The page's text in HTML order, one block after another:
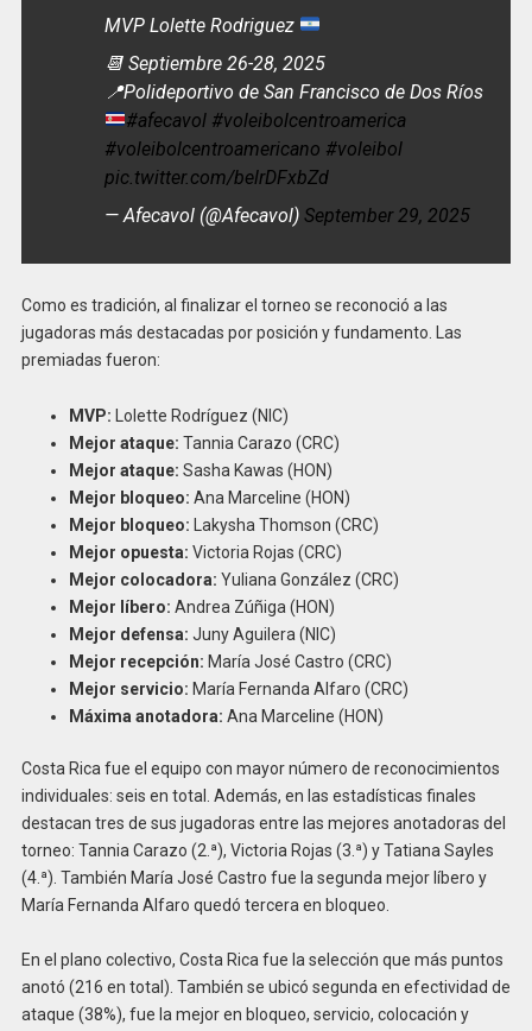
MVP Lolette Rodriguez
📆 Septiembre 26-28, 2025
📍Polideportivo de San Francisco de Dos Ríos
#afecavol #voleibolcentroamerica
#voleibolcentroamericano #voleibol
pic.twitter.com/belrDFxbZd
— Afecavol (@Afecavol) September 29, 2025
Como es tradición, al finalizar el torneo se reconoció a las
jugadoras más destacadas por posición y fundamento. Las
premiadas fueron:
MVP: Lolette Rodríguez (NIC)
Mejor ataque: Tannia Carazo (CRC)
Mejor ataque: Sasha Kawas (HON)
Mejor bloqueo: Ana Marceline (HON)
Mejor bloqueo: Lakysha Thomson (CRC)
Mejor opuesta: Victoria Rojas (CRC)
Mejor colocadora: Yuliana González (CRC)
Mejor líbero: Andrea Zúñiga (HON)
Mejor defensa: Juny Aguilera (NIC)
Mejor recepción: María José Castro (CRC)
Mejor servicio: María Fernanda Alfaro (CRC)
Máxima anotadora: Ana Marceline (HON)
Costa Rica fue el equipo con mayor número de reconocimientos
individuales: seis en total. Además, en las estadísticas finales
destacan tres de sus jugadoras entre las mejores anotadoras del
torneo: Tannia Carazo (2.ª), Victoria Rojas (3.ª) y Tatiana Sayles
(4.ª). También María José Castro fue la segunda mejor líbero y
María Fernanda Alfaro quedó tercera en bloqueo.
En el plano colectivo, Costa Rica fue la selección que más puntos
anotó (216 en total). También se ubicó segunda en efectividad de
ataque (38%), fue la mejor en bloqueo, servicio, colocación y